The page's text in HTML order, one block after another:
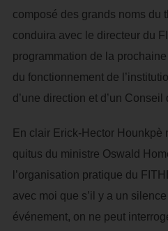
composé des grands noms du
conduira avec le directeur du
programmation de la
du fonctionnement de
d’une direction et d’un Conseil
En clair Erick-Hector Hounkpè
quitus du ministre Oswald
l’organisation pratique du
avec moi que s’il y a un
événement, on ne peut